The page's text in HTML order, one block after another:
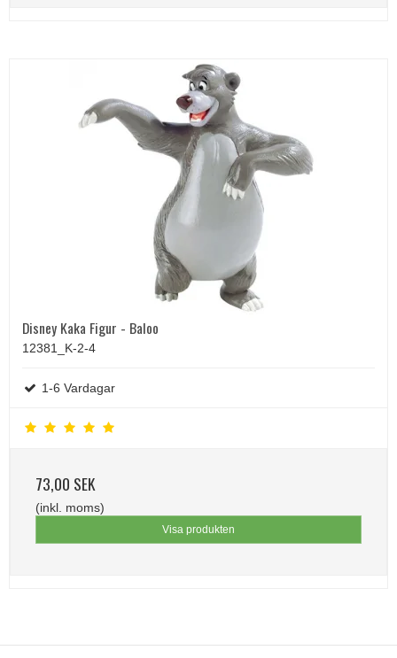
Disney Kaka Figur - Baloo
12381_K-2-4
1-6 Vardagar
73,00 SEK
(inkl. moms)
Visa produkten